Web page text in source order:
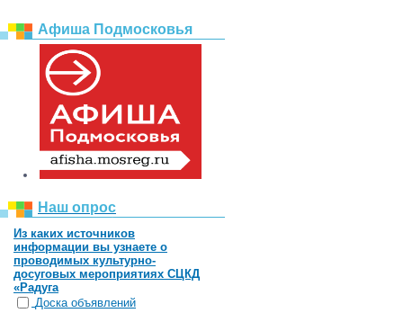
Афиша Подмосковья
Наш опрос
Из каких источников
информации вы узнаете о
проводимых культурно-
досуговых мероприятиях СЦКД
«Радуга
Доска объявлений